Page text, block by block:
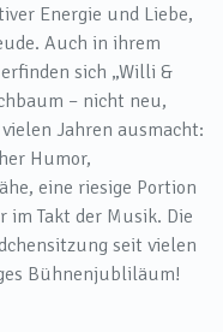
Energie und Liebe,
Auch in ihrem
sich „Willi &
– nicht neu,
Jahren ausmacht:
Humor,
eine riesige Portion
im Takt der Musik. Die
seit vielen
Bühnenjubliläum!